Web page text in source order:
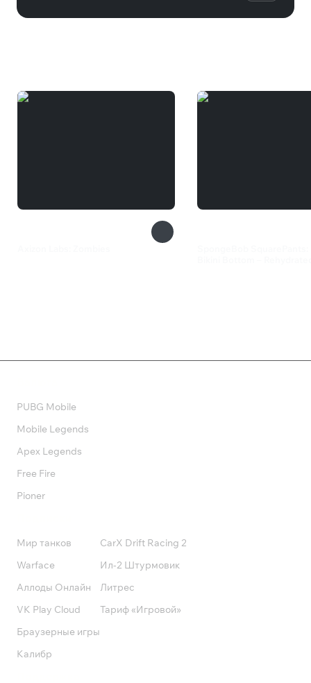
PUBG Mobile
Mobile Legends
Apex Legends
Free Fire
Pioner
Мир танков
Warface
Аллоды Онлайн
VK Play Cloud
Браузерные игры
Калибр
CarX Drift Racing 2
Ил-2 Штурмовик
Литрес
Тариф «Игровой»